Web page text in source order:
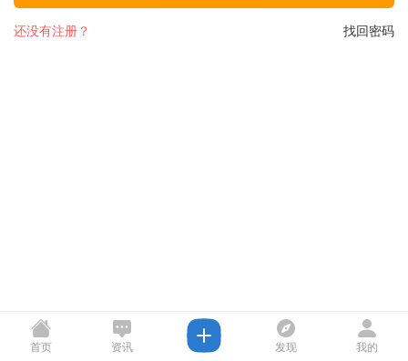
找回密码
还没有注册？
首页 资讯 发现 我的